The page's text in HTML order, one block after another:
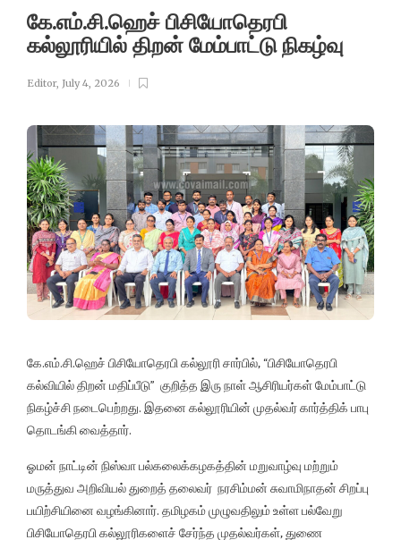
கே.எம்.சி.ஹெச் பிசியோதெரபி
கல்லூரியில் திறன் மேம்பாட்டு நிகழ்வு
Editor, July 4, 2026
கே.எம்.சி.ஹெச் பிசியோதெரபி கல்லூரி சார்பில், “பிசியோதெரபி
கல்வியில் திறன் மதிப்பீடு” குறித்த இரு நாள் ஆசிரியர்கள் மேம்பாட்டு
நிகழ்ச்சி நடைபெற்றது. இதனை கல்லூரியின் முதல்வர் கார்த்திக் பாபு
தொடங்கி வைத்தார்.
ஓமன் நாட்டின் நிஸ்வா பல்கலைக்கழகத்தின் மறுவாழ்வு மற்றும்
மருத்துவ அறிவியல் துறைத் தலைவர் நரசிம்மன் சுவாமிநாதன் சிறப்பு
பயிற்சியினை வழங்கினார். தமிழகம் முழுவதிலும் உள்ள பல்வேறு
பிசியோதெரபி கல்லூரிகளைச் சேர்ந்த முதல்வர்கள், துணை